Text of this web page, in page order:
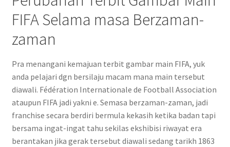
FIFA Selama masa Berzaman-
zaman
Pra menangani kemajuan terbit gambar main FIFA, yuk
anda pelajari dgn bersilaju macam mana main tersebut
diawali. Fédération Internationale de Football Association
ataupun FIFA jadi yakni e. Semasa berzaman-zaman, jadi
franchise secara berdiri bermula kekasih ketika badan tapi
bersama ingat-ingat tahu sekilas ekshibisi riwayat era
berantakan jika gerak tersebut diawali sedang tarikh 1863